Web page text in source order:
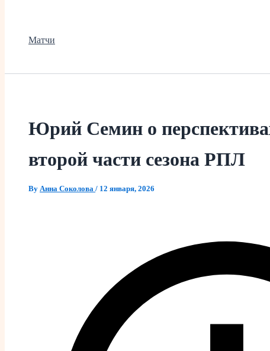
Матчи
Юрий Семин о
второй части сезона РПЛ
By Анна Соколова / 12 января, 2026